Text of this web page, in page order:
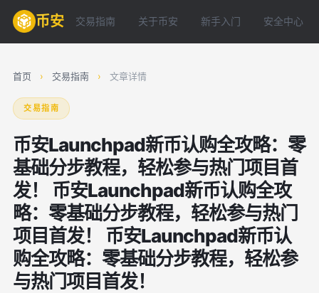
币安 交易指南 关于币安 新手入门 安全中心
首页 › 交易指南 › 文章详情
交易指南
币安Launchpad新币认购全攻略：零
基础分步教程，轻松参与热门项目首
发！ 币安Launchpad新币认购全攻
略：零基础分步教程，轻松参与热门
项目首发！ 币安Launchpad新币认
购全攻略：零基础分步教程，轻松参
与热门项目首发！